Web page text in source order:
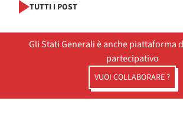
TUTTI I POST
Gli Stati Generali è anche piattaforma
partecipativo
VUOI COLLABORARE ?